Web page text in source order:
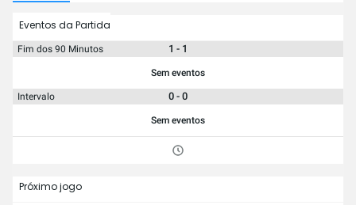
Eventos da Partida
Fim dos 90 Minutos 1 - 1
Sem eventos
Intervalo 0 - 0
Sem eventos
Próximo jogo